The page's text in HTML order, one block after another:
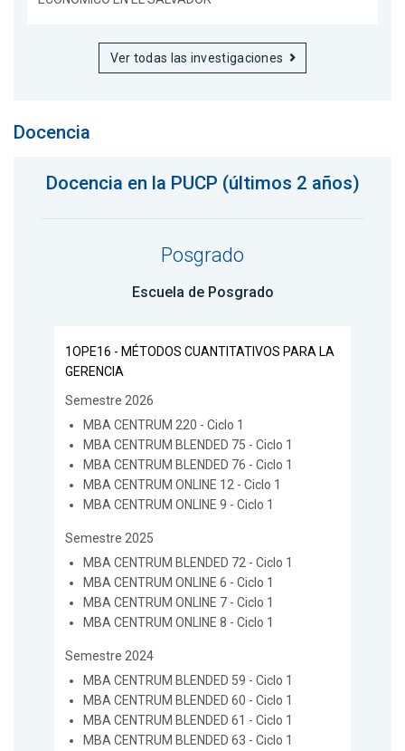
Ver todas las investigaciones
Docencia
Docencia en la PUCP (últimos 2 años)
Posgrado
Escuela de Posgrado
1OPE16 - MÉTODOS CUANTITATIVOS PARA LA
GERENCIA
Semestre 2026
MBA CENTRUM 220 - Ciclo 1
MBA CENTRUM BLENDED 75 - Ciclo 1
MBA CENTRUM BLENDED 76 - Ciclo 1
MBA CENTRUM ONLINE 12 - Ciclo 1
MBA CENTRUM ONLINE 9 - Ciclo 1
Semestre 2025
MBA CENTRUM BLENDED 72 - Ciclo 1
MBA CENTRUM ONLINE 6 - Ciclo 1
MBA CENTRUM ONLINE 7 - Ciclo 1
MBA CENTRUM ONLINE 8 - Ciclo 1
Semestre 2024
MBA CENTRUM BLENDED 59 - Ciclo 1
MBA CENTRUM BLENDED 60 - Ciclo 1
MBA CENTRUM BLENDED 61 - Ciclo 1
MBA CENTRUM BLENDED 63 - Ciclo 1